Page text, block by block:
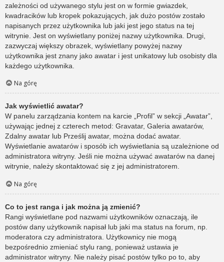
zależności od używanego stylu jest on w formie gwiazdek,
kwadracików lub kropek pokazujących, jak dużo postów zostało
napisanych przez użytkownika lub jaki jest jego status na tej
witrynie. Jest on wyświetlany poniżej nazwy użytkownika. Drugi,
zazwyczaj większy obrazek, wyświetlany powyżej nazwy
użytkownika jest znany jako awatar i jest unikatowy lub osobisty dla
każdego użytkownika.
Na górę
Jak wyświetlić awatar?
W panelu zarządzania kontem na karcie „Profil” w sekcji „Awatar”,
używając jednej z czterech metod: Gravatar, Galeria awatarów,
Zdalny awatar lub Prześlij awatar, można dodać awatar.
Wyświetlanie awatarów i sposób ich wyświetlania są uzależnione od
administratora witryny. Jeśli nie można używać awatarów na danej
witrynie, należy skontaktować się z jej administratorem.
Na górę
Co to jest ranga i jak można ją zmienić?
Rangi wyświetlane pod nazwami użytkowników oznaczają, ile
postów dany użytkownik napisał lub jaki ma status na forum, np.
moderatora czy administratora. Użytkownicy nie mogą
bezpośrednio zmieniać stylu rang, ponieważ ustawia je
administrator witryny. Nie należy pisać postów tylko po to, aby